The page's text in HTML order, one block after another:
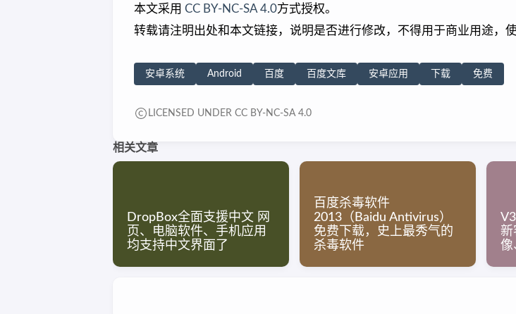
本文采用 CC BY-NC-SA 4.0方式授权。
转载请注明出处和本文链接，说明是否进行修改，不得用于商业用途，
安卓系统 Android 百度 百度文库 安卓应用 下载 免费
LICENSED UNDER CC BY-NC-SA 4.0
相关文章
DropBox全面支援中文 网
页、电脑软件、手机应用
均支持中文界面了
百度杀毒软件
2013（Baidu Antivirus）
免费下载，史上最秀气的
杀毒软件
新
像